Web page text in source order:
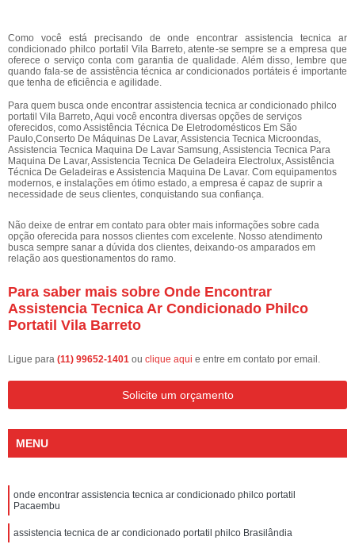
Como você está precisando de onde encontrar assistencia tecnica ar
condicionado philco portatil Vila Barreto, atente-se sempre se a empresa que
oferece o serviço conta com garantia de qualidade. Além disso, lembre que
quando fala-se de assistência técnica ar condicionados portáteis é importante
que tenha de eficiência e agilidade.
Para quem busca onde encontrar assistencia tecnica ar condicionado philco
portatil Vila Barreto, Aqui você encontra diversas opções de serviços
oferecidos, como Assistência Técnica De Eletrodomésticos Em São
Paulo,Conserto De Máquinas De Lavar, Assistencia Tecnica Microondas,
Assistencia Tecnica Maquina De Lavar Samsung, Assistencia Tecnica Para
Maquina De Lavar, Assistencia Tecnica De Geladeira Electrolux, Assistência
Técnica De Geladeiras e Assistencia Maquina De Lavar. Com equipamentos
modernos, e instalações em ótimo estado, a empresa é capaz de suprir a
necessidade de seus clientes, conquistando sua confiança.
Não deixe de entrar em contato para obter mais informações sobre cada
opção oferecida para nossos clientes com excelente. Nosso atendimento
busca sempre sanar a dúvida dos clientes, deixando-os amparados em
relação aos questionamentos do ramo.
Para saber mais sobre Onde Encontrar
Assistencia Tecnica Ar Condicionado Philco
Portatil Vila Barreto
Ligue para (11) 99652-1401 ou clique aqui e entre em contato por email.
Solicite um orçamento
MENU
onde encontrar assistencia tecnica ar condicionado philco portatil
Pacaembu
assistencia tecnica de ar condicionado portatil philco Brasilândia